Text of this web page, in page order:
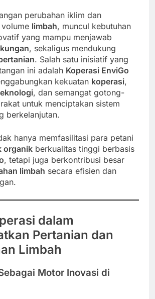
perubahan iklim dan
limbah, muncul kebutuhan
yang mampu menjawab
, sekaligus mendukung
. Salah satu inisiatif yang
ini adalah Koperasi EnviGo
kekuatan koperasi,
, dan semangat gotong-
untuk menciptakan sistem
berkelanjutan.
hanya memfasilitasi para petani
organik berkualitas tinggi berbasis
, tetapi juga berkontribusi besar
limbah secara efisien dan
dalam
Pertanian dan
Limbah
Motor Inovasi di